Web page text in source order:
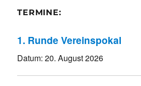
TERMINE:
1. Runde Vereinspokal
Datum:20. August 2026